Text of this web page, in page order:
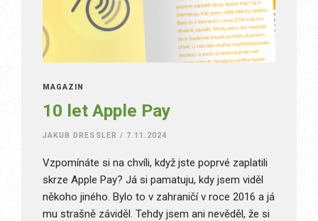
MAGAZÍN
10 let Apple Pay
JAKUB DRESSLER / 7.11.2024
Vzpomínáte si na chvíli, když jste poprvé zaplatili
skrze Apple Pay? Já si pamatuju, kdy jsem viděl
někoho jiného. Bylo to v zahraničí v roce 2016 a já
mu strašně záviděl. Tehdy jsem ani nevěděl, že si